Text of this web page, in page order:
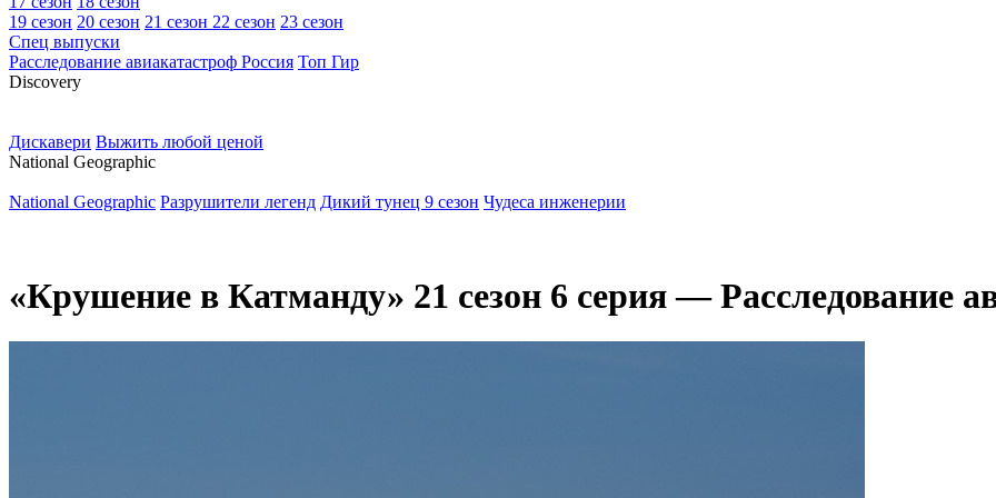
19 сезон 20 сезон 21 сезон 22 сезон 23 сезон
Спец выпуски
Расследование авиакатастроф Россия Топ Гир
Discovery
Дискавери Выжить любой ценой
National Geographic
National Geographic Разрушители легенд Дикий тунец 9 сезон Чудеса инженерии
«Крушение в Катманду» 21 сезон 6 серия — Расследование